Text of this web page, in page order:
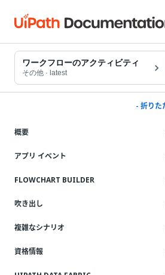
ワークフローのアクティビティ
その他 · latest
- 折りた
概要
アプリ イベント
FLOWCHART BUILDER
吹き出し
複雑なシナリオ
資格情報